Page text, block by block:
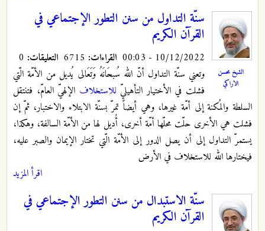
الشيخ محسن
الاراكي
سنّة التداول‌ من سنن التطور الإجتماعي في
القرآن الكريم
10/12/2022 - 00:03 القراءات: التعليقات:
وتعني سنّة التداول أنّ الله سُبحَانَهُ وَتَعَالى يُديل من الأمّة الّتي
فشلت في الأختيار التأهيليّ للاستخلاف الإلهيّ العامّ، فتنتقل
السلطة والمُكنة إلى أمّة غيرها، وهي أيضاً تمرّ بسنّة الابتلاء والاختبار، ثمّ إن
فشلت هي الأخرى حلّت محلّها أمّة أخرى، أُديل لها من الأمّة السالفة، وهكذا،
يستمرّ التداول إلى أن يصل الدور إلى الأمّة الّتي تختار الإيمان والصبر عليه،
فيختارها الله للاستخلاف في الأرض
اقرأ المزيد
سنّة الاستبدال‌ من سنن التطور الإجتماعي في
القرآن الكريم